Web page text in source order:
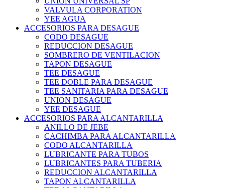
VALVULA CORPORATION
YEE AGUA
ACCESORIOS PARA DESAGUE
CODO DESAGUE
REDUCCION DESAGUE
SOMBRERO DE VENTILACION
TAPON DESAGUE
TEE DESAGUE
TEE DOBLE PARA DESAGUE
TEE SANITARIA PARA DESAGUE
UNION DESAGUE
YEE DESAGUE
ACCESORIOS PARA ALCANTARILLA
ANILLO DE JEBE
CACHIMBA PARA ALCANTARILLA
CODO ALCANTARILLA
LUBRICANTE PARA TUBOS
LUBRICANTES PARA TUBERIA
REDUCCION ALCANTARILLA
TAPON ALCANTARILLA